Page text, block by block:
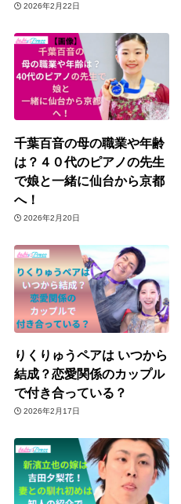
2026年2月22日
千葉百音の母の職業や年齢
は？４０代のピアノの先生
で娘と一緒に仙台から京都
へ！
2026年2月20日
りくりゅうペアは いつから
結成？恋愛関係のカップル
で付き合っている？
2026年2月17日